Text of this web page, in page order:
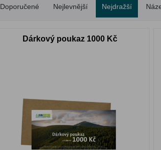
Doporučené Nejlevnější Nejdražší
Dárkový poukaz 1000 Kč